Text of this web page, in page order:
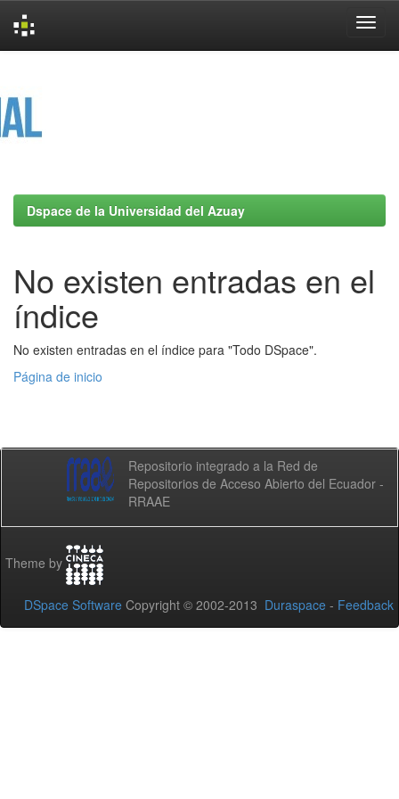
Dspace de la Universidad del Azuay
No existen entradas en el
índice
No existen entradas en el índice para "Todo DSpace".
Página de inicio
Repositorio integrado a la Red de
Repositorios de Acceso Abierto del Ecuador -
RRAAE
Theme by
DSpace Software Copyright © 2002-2013 Duraspace - Feedback